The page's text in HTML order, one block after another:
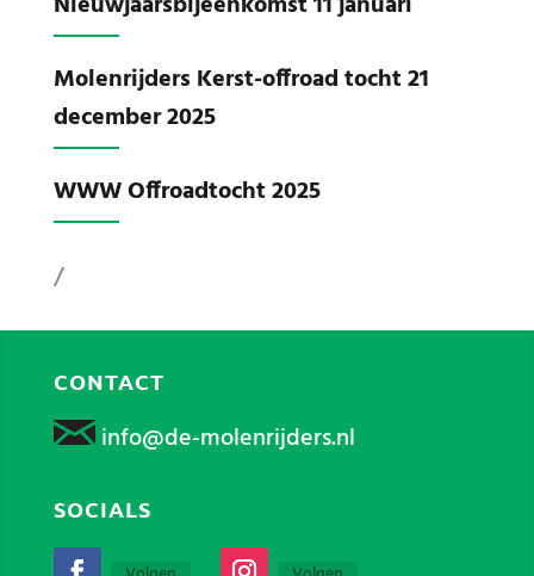
Molenrijders Kerst-offroad tocht 21
december 2025
WWW Offroadtocht 2025
/
CONTACT
info@de-molenrijders.nl
SOCIALS